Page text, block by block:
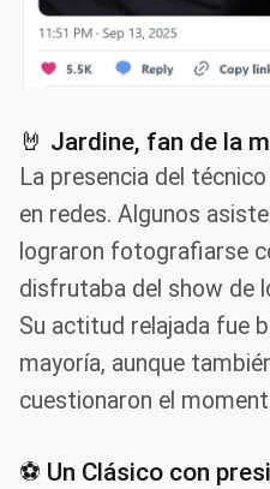
🤘 Jardine, fan de la
La presencia del
en redes. Algunos
lograron fotografiarse
disfrutaba del show de
Su actitud relajada fue
mayoría, aunque
cuestionaron el
⚽ Un Clásico con